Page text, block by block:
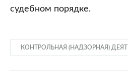
судебном порядке.
КОНТРОЛЬНАЯ (НАДЗОРНАЯ)